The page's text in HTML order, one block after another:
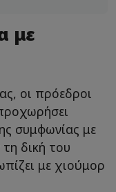
με
οι πρόεδροι
συμφωνίας με
δική του
με χιούμορ